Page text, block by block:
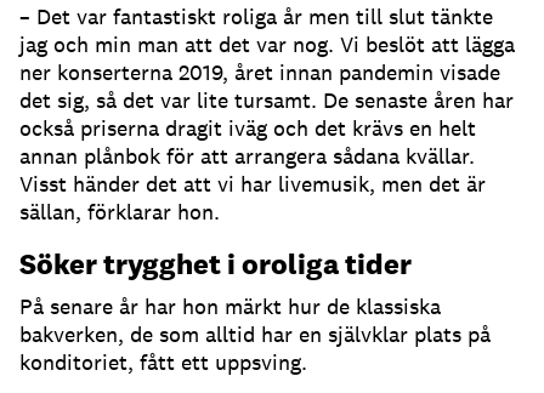
– Det var fantastiskt roliga år men till slut tänkte
jag och min man att det var nog. Vi beslöt att lägga
ner konserterna 2019, året innan pandemin visade
det sig, så det var lite tursamt. De senaste åren har
också priserna dragit iväg och det krävs en helt
annan plånbok för att arrangera sådana kvällar.
Visst händer det att vi har livemusik, men det är
sällan, förklarar hon.
Söker trygghet i oroliga tider
På senare år har hon märkt hur de klassiska
bakverken, de som alltid har en självklar plats på
konditoriet, fått ett uppsving.